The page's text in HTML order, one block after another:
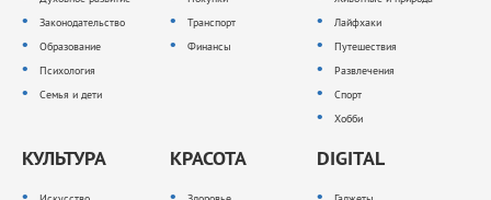
Законодательство
Образование
Психология
Семья и дети
Транспорт
Финансы
Лайфхаки
Путешествия
Развлечения
Спорт
Хобби
КУЛЬТУРА КРАСОТА DIGITAL